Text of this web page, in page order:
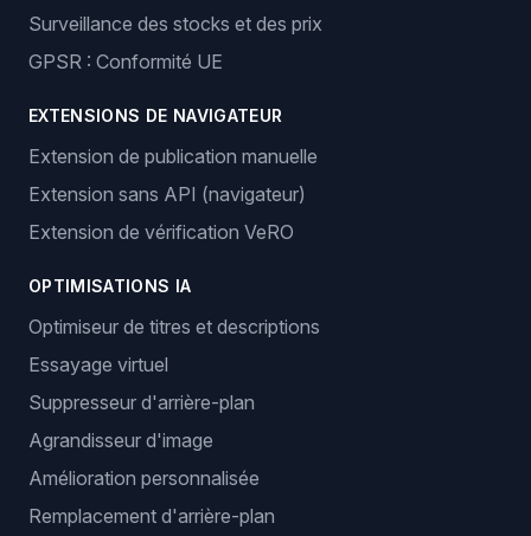
Surveillance des stocks et des prix
GPSR : Conformité UE
EXTENSIONS DE NAVIGATEUR
Extension de publication manuelle
Extension sans API (navigateur)
Extension de vérification VeRO
OPTIMISATIONS IA
Optimiseur de titres et descriptions
Essayage virtuel
Suppresseur d'arrière-plan
Agrandisseur d'image
Amélioration personnalisée
Remplacement d'arrière-plan